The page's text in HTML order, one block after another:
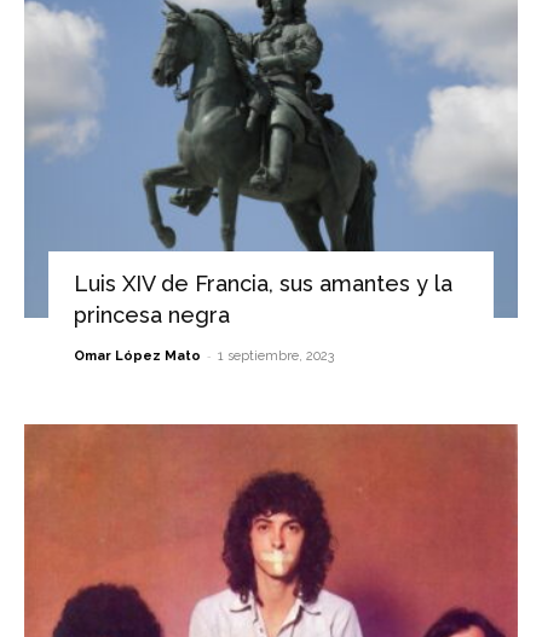
Luis XIV de Francia, sus amantes y la
princesa negra
Omar López Mato - 1 septiembre, 2023